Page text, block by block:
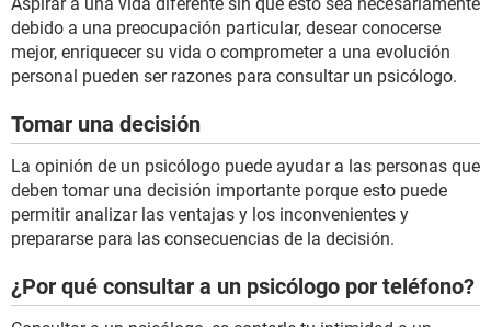
Aspirar a una vida diferente sin que esto sea necesariamente
debido a una preocupación particular, desear conocerse
mejor, enriquecer su vida o comprometer a una evolución
personal pueden ser razones para consultar un psicólogo.
Tomar una decisión
La opinión de un psicólogo puede ayudar a las personas que
deben tomar una decisión importante porque esto puede
permitir analizar las ventajas y los inconvenientes y
prepararse para las consecuencias de la decisión.
¿Por qué consultar a un psicólogo por teléfono?